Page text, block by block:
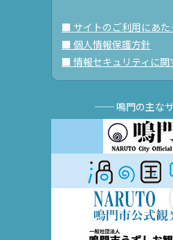
■ サイトのご利用にあた
■ 個人情報保護方針
■ 情報セキュリティに関
── 鳴門の主な